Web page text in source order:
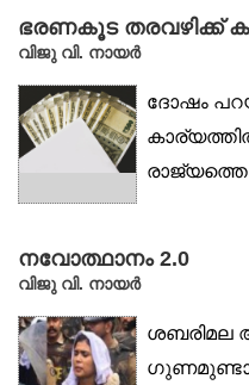
ഭരണകൂട തരവഴിക്ക്
വിജു വി. നായര്‍
ദോഷം
നവോത്ഥാനം 2.0
വിജു വി. നായര്‍
ശബരിമല